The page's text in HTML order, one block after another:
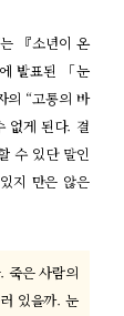
『소년이 온
발표된 「눈
의 “고통의 바
없게 된다. 결
수 있단 말인
지 만은 않은
죽은 사람의
있을까. 눈